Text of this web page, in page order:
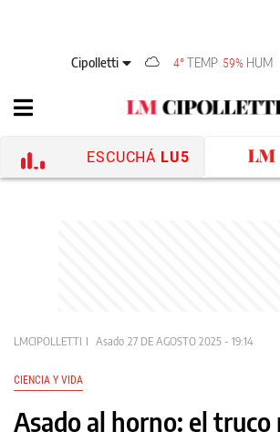
Cipolletti 4°TEMP 59% HUM
ESCUCHÁ LU5
LMCIPOLLETTI Asado 27 DE AGOSTO 2025 - 19:14
CIENCIA Y VIDA
Asado al horno: el truco